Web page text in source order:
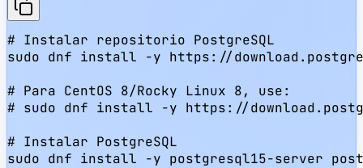
# Instalar repositorio PostgreSQL
sudo dnf install -y https://
# Para CentOS 8/Rocky Linux 8, use:
# sudo dnf install -y https://
# Instalar PostgreSQL
sudo dnf install -y postgresql15-server